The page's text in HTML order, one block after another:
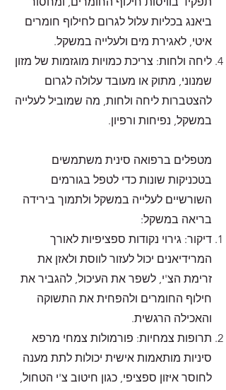
ביאנג בכליות עלול לגרום לחילוף חומרים
איטי, לאגירת מים ולעלייה במשקל.
ליחה ולחות: צריכת כמויות מוגזמות של מזון
שמנוני, מתוק או מעובד עלולה לגרום
להצטברות ליחה ולחות, מה שמוביל לעלייה
במשקל, נפיחות ורפיון.
מטפלים ברפואה סינית משתמשים
בטכניקות שונות כדי לטפל בגורמים
השורשיים לעלייה במשקל ולתמוך בירידה
בריאה במשקל:
דיקור: גירוי נקודות ספציפיות לאורך
המרידיאנים יכול לעזור לווסת ולאזן את
זרימת הצ'י, לשפר את העיכול, להגביר את
חילוף החומרים ולהפחית את התשוקה
והאכילה הרגשית.
תרופות צמחיות: פורמולות צמחי מרפא
סיניות מותאמות אישית יכולות לתת מענה
לחוסר איזון ספציפי, כגון חיטוב צ'י הטחול,